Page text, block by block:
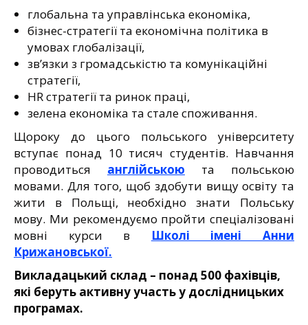
глобальна та управлінська економіка,
бізнес-стратегії та економічна політика в
умовах глобалізації,
зв’язки з громадськістю та комунікаційні
стратегії,
HR стратегії та ринок праці,
зелена економіка та стале споживання.
Щороку до цього польського університету
вступає понад 10 тисяч студентів. Навчання
проводиться англійською та польською
мовами. Для того, щоб здобути вищу освіту та
жити в Польщі, необхідно знати Польську
мову. Ми рекомендуємо пройти спеціалізовані
мовні курси в Школі імені Анни
Крижановської.
Викладацький склад – понад 500 фахівців,
які беруть активну участь у дослідницьких
програмах.